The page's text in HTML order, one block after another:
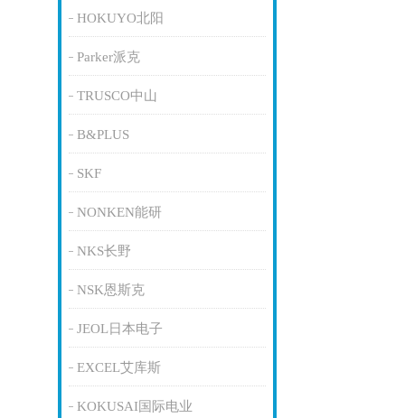
HOKUYO北阳
Parker派克
TRUSCO中山
B&PLUS
SKF
NONKEN能研
NKS长野
NSK恩斯克
JEOL日本电子
EXCEL艾库斯
KOKUSAI国际电业